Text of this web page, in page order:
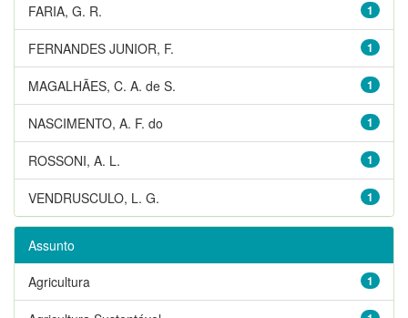
1
FARIA, G. R.
1
FERNANDES JUNIOR, F.
1
MAGALHÃES, C. A. de S.
1
NASCIMENTO, A. F. do
1
ROSSONI, A. L.
1
VENDRUSCULO, L. G.
Assunto
1
Agricultura